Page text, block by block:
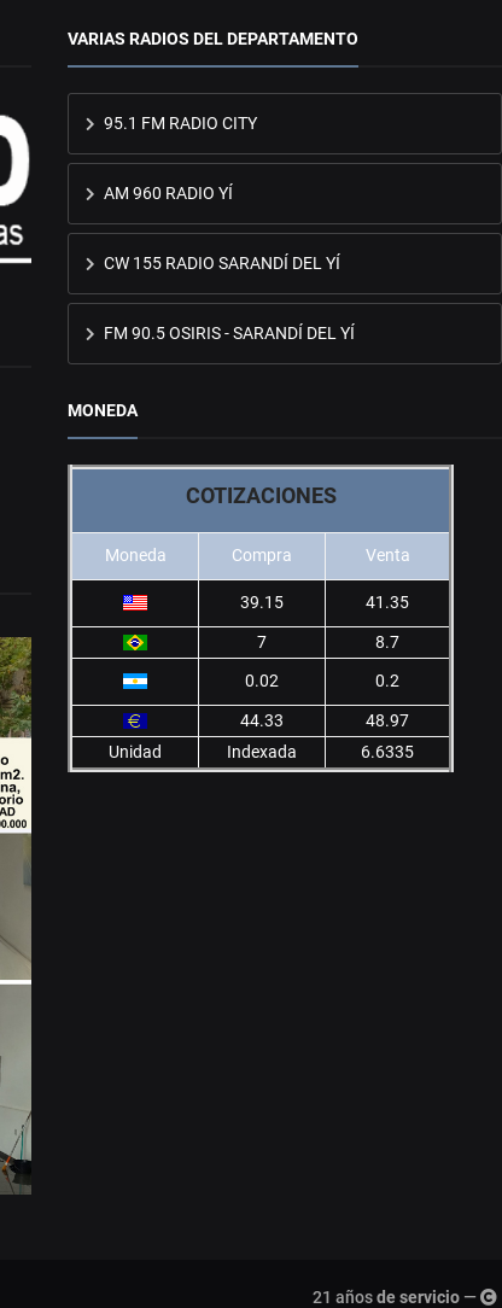
VARIAS RADIOS DEL DEPARTAMENTO
95.1 FM RADIO CITY
AM 960 RADIO YÍ
CW 155 RADIO SARANDÍ DEL YÍ
FM 90.5 OSIRIS - SARANDÍ DEL YÍ
MONEDA
COTIZACIONES
Moneda Compra Venta
39.15 41.35
7
8.7
0.02
0.2
44.33
48.97
Unidad
Indexada 6.6335
21 añosde servicio —